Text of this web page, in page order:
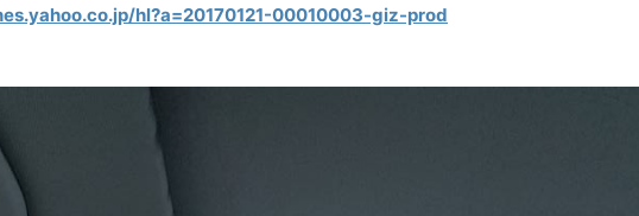
hl?a=20170121-00010003-giz-prod